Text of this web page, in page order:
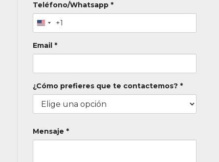
Teléfono/Whatsapp *
+1
Email *
¿Cómo prefieres que te contactemos? *
Mensaje *